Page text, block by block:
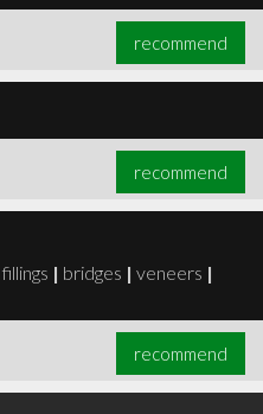
recommend
recommend
fillings | bridges | veneers |
recommend